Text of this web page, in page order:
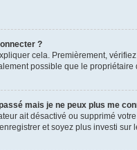
?
cela. Premièrement,
possible que le
mais je ne peux plus me
ait désactivé ou supprimé
et soyez plus investi sur